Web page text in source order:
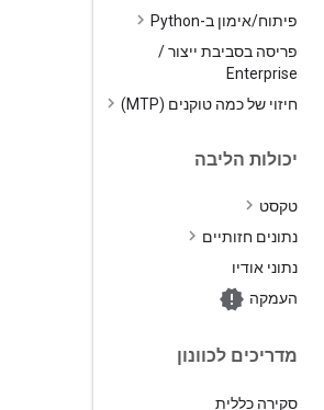
פיתוח/אימון ב-Python
פריסה בסביבת ייצור/
Enterprise
חיזוי של כמה טוקנים (MTP)
יכולות הליבה
טקסט
נתונים חזותיים
נתוני אודיו
העמקה
מדריכים לכוונון
סקירה כללית